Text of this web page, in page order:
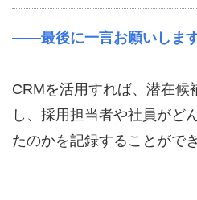
――最後に一言お願いします
CRMを活用すれば、潜在候
し、採用担当者や社員がど
たのかを記録することがで